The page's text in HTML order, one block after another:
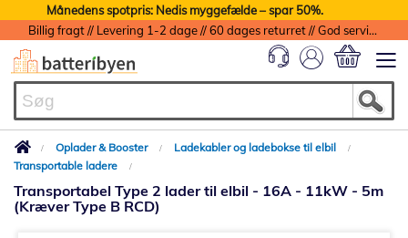
Månedens spotpris: Nedis myggefælde – spar 50%.
Billig fragt // Levering 1-2 dage // 60 dages returret // God service med garanti
Oplader & Booster
Ladekabler og ladebokse til elbil
Transportable ladere
Transportabel Type 2 lader til elbil - 16A - 11kW - 5m
(Kræver Type B RCD)